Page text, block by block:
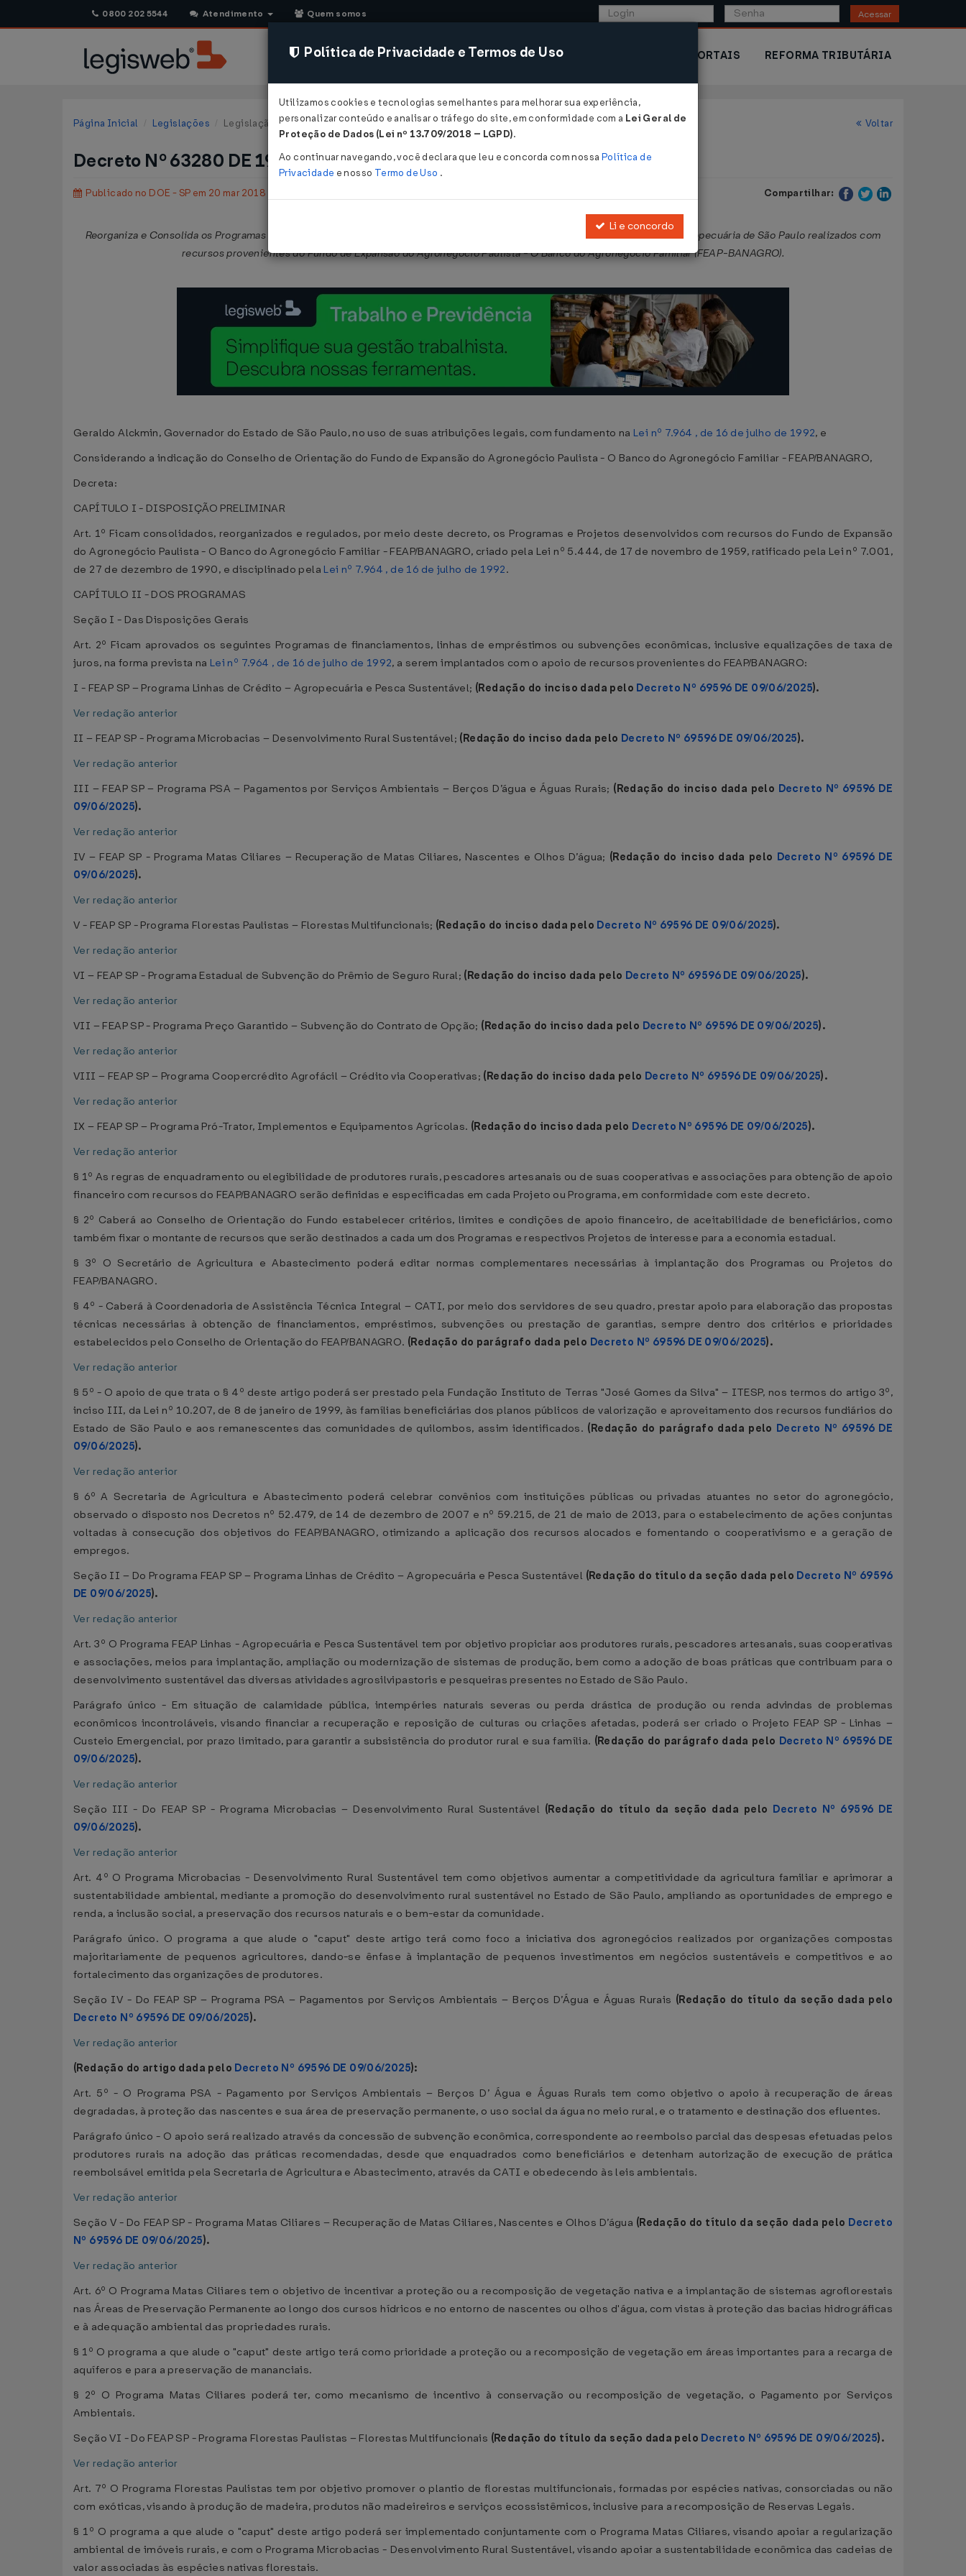
0800 202 5544 Atendimento Quem somos Acessar
CONSULTORIA SISTEMAS COMÉRCIO EXTERIOR PORTAIS REFORMA TRIBUTÁRIA
Página Inicial Legislações Legislação Estadual - São Paulo Voltar
Decreto Nº 63280 DE 19/03/2018
Publicado no DOE - SP em 20 mar 2018 Compartilhar:
Reorganiza e Consolida os Programas e Projetos de financiamento ou de subvenção econômica para o desenvolvimento da agropecuária de São Paulo realizados com
recursos provenientes do Fundo de Expansão do Agronegócio Paulista - O Banco do Agronegócio Familiar (FEAP-BANAGRO).
Geraldo Alckmin, Governador do Estado de São Paulo, no uso de suas atribuições legais, com fundamento na Lei nº 7.964 , de 16 de julho de 1992, e
Considerando a indicação do Conselho de Orientação do Fundo de Expansão do Agronegócio Paulista - O Banco do Agronegócio Familiar - FEAP/BANAGRO,
Decreta:
CAPÍTULO I - DISPOSIÇÃO PRELIMINAR
Art. 1º Ficam consolidados, reorganizados e regulados, por meio deste decreto, os Programas e Projetos desenvolvidos com recursos do Fundo de Expansão
do Agronegócio Paulista - O Banco do Agronegócio Familiar - FEAP/BANAGRO, criado pela Lei nº 5.444, de 17 de novembro de 1959, ratificado pela Lei nº 7.001,
de 27 de dezembro de 1990, e disciplinado pela Lei nº 7.964 , de 16 de julho de 1992.
CAPÍTULO II - DOS PROGRAMAS
Seção I - Das Disposições Gerais
Art. 2º Ficam aprovados os seguintes Programas de financiamentos, linhas de empréstimos ou subvenções econômicas, inclusive equalizações de taxa de
juros, na forma prevista na Lei nº 7.964 , de 16 de julho de 1992, a serem implantados com o apoio de recursos provenientes do FEAP/BANAGRO:
I - FEAP SP – Programa Linhas de Crédito – Agropecuária e Pesca Sustentável; (Redação do inciso dada pelo Decreto Nº 69596 DE 09/06/2025).
Ver redação anterior
II – FEAP SP - Programa Microbacias – Desenvolvimento Rural Sustentável; (Redação do inciso dada pelo Decreto Nº 69596 DE 09/06/2025).
Ver redação anterior
III – FEAP SP – Programa PSA – Pagamentos por Serviços Ambientais – Berços D’água e Águas Rurais; (Redação do inciso dada pelo Decreto Nº 69596 DE
09/06/2025).
Ver redação anterior
IV – FEAP SP - Programa Matas Ciliares – Recuperação de Matas Ciliares, Nascentes e Olhos D’água; (Redação do inciso dada pelo Decreto Nº 69596 DE
09/06/2025).
Ver redação anterior
V - FEAP SP - Programa Florestas Paulistas – Florestas Multifuncionais; (Redação do inciso dada pelo Decreto Nº 69596 DE 09/06/2025).
Ver redação anterior
VI – FEAP SP - Programa Estadual de Subvenção do Prêmio de Seguro Rural; (Redação do inciso dada pelo Decreto Nº 69596 DE 09/06/2025).
Ver redação anterior
VII – FEAP SP - Programa Preço Garantido – Subvenção do Contrato de Opção; (Redação do inciso dada pelo Decreto Nº 69596 DE 09/06/2025).
Ver redação anterior
VIII – FEAP SP – Programa Coopercrédito Agrofácil – Crédito via Cooperativas; (Redação do inciso dada pelo Decreto Nº 69596 DE 09/06/2025).
Ver redação anterior
IX – FEAP SP – Programa Pró-Trator, Implementos e Equipamentos Agrícolas. (Redação do inciso dada pelo Decreto Nº 69596 DE 09/06/2025).
Ver redação anterior
§ 1º As regras de enquadramento ou elegibilidade de produtores rurais, pescadores artesanais ou de suas cooperativas e associações para obtenção de apoio
financeiro com recursos do FEAP/BANAGRO serão definidas e especificadas em cada Projeto ou Programa, em conformidade com este decreto.
§ 2º Caberá ao Conselho de Orientação do Fundo estabelecer critérios, limites e condições de apoio financeiro, de aceitabilidade de beneficiários, como
também fixar o montante de recursos que serão destinados a cada um dos Programas e respectivos Projetos de interesse para a economia estadual.
§ 3º O Secretário de Agricultura e Abastecimento poderá editar normas complementares necessárias à implantação dos Programas ou Projetos do
FEAP/BANAGRO.
§ 4º - Caberá à Coordenadoria de Assistência Técnica Integral – CATI, por meio dos servidores de seu quadro, prestar apoio para elaboração das propostas
técnicas necessárias à obtenção de financiamentos, empréstimos, subvenções ou prestação de garantias, sempre dentro dos critérios e prioridades
estabelecidos pelo Conselho de Orientação do FEAP/BANAGRO. (Redação do parágrafo dada pelo Decreto Nº 69596 DE 09/06/2025).
Ver redação anterior
§ 5º - O apoio de que trata o § 4º deste artigo poderá ser prestado pela Fundação Instituto de Terras "José Gomes da Silva" – ITESP, nos termos do artigo 3º,
inciso III, da Lei nº 10.207, de 8 de janeiro de 1999, às famílias beneficiárias dos planos públicos de valorização e aproveitamento dos recursos fundiários do
Estado de São Paulo e aos remanescentes das comunidades de quilombos, assim identificados. (Redação do parágrafo dada pelo Decreto Nº 69596 DE
09/06/2025).
Ver redação anterior
§ 6º A Secretaria de Agricultura e Abastecimento poderá celebrar convênios com instituições públicas ou privadas atuantes no setor do agronegócio,
observado o disposto nos Decretos nº 52.479, de 14 de dezembro de 2007 e nº 59.215, de 21 de maio de 2013, para o estabelecimento de ações conjuntas
voltadas à consecução dos objetivos do FEAP/BANAGRO, otimizando a aplicação dos recursos alocados e fomentando o cooperativismo e a geração de
empregos.
Seção II – Do Programa FEAP SP – Programa Linhas de Crédito – Agropecuária e Pesca Sustentável (Redação do título da seção dada pelo Decreto Nº 69596
DE 09/06/2025).
Ver redação anterior
Art. 3º O Programa FEAP Linhas - Agropecuária e Pesca Sustentável tem por objetivo propiciar aos produtores rurais, pescadores artesanais, suas cooperativas
e associações, meios para implantação, ampliação ou modernização de sistemas de produção, bem como a adoção de boas práticas que contribuam para o
desenvolvimento sustentável das diversas atividades agrosilvipastoris e pesqueiras presentes no Estado de São Paulo.
Parágrafo único - Em situação de calamidade pública, intempéries naturais severas ou perda drástica de produção ou renda advindas de problemas
econômicos incontroláveis, visando financiar a recuperação e reposição de culturas ou criações afetadas, poderá ser criado o Projeto FEAP SP - Linhas –
Custeio Emergencial, por prazo limitado, para garantir a subsistência do produtor rural e sua família. (Redação do parágrafo dada pelo Decreto Nº 69596 DE
09/06/2025).
Ver redação anterior
Seção III - Do FEAP SP - Programa Microbacias – Desenvolvimento Rural Sustentável (Redação do título da seção dada pelo Decreto Nº 69596 DE
09/06/2025).
Ver redação anterior
Art. 4º O Programa Microbacias - Desenvolvimento Rural Sustentável tem como objetivos aumentar a competitividade da agricultura familiar e aprimorar a
sustentabilidade ambiental, mediante a promoção do desenvolvimento rural sustentável no Estado de São Paulo, ampliando as oportunidades de emprego e
renda, a inclusão social, a preservação dos recursos naturais e o bem-estar da comunidade.
Parágrafo único. O programa a que alude o "caput" deste artigo terá como foco a iniciativa dos agronegócios realizados por organizações compostas
majoritariamente de pequenos agricultores, dando-se ênfase à implantação de pequenos investimentos em negócios sustentáveis e competitivos e ao
fortalecimento das organizações de produtores.
Seção IV - Do FEAP SP – Programa PSA – Pagamentos por Serviços Ambientais – Berços D’Água e Águas Rurais (Redação do título da seção dada pelo
Decreto Nº 69596 DE 09/06/2025).
Ver redação anterior
(Redação do artigo dada pelo Decreto Nº 69596 DE 09/06/2025):
Art. 5º - O Programa PSA - Pagamento por Serviços Ambientais – Berços D’ Água e Águas Rurais tem como objetivo o apoio à recuperação de áreas
degradadas, à proteção das nascentes e sua área de preservação permanente, o uso social da água no meio rural, e o tratamento e destinação dos efluentes.
Parágrafo único - O apoio será realizado através da concessão de subvenção econômica, correspondente ao reembolso parcial das despesas efetuadas pelos
produtores rurais na adoção das práticas recomendadas, desde que enquadrados como beneficiários e detenham autorização de execução de prática
reembolsável emitida pela Secretaria de Agricultura e Abastecimento, através da CATI e obedecendo às leis ambientais.
Ver redação anterior
Seção V - Do FEAP SP - Programa Matas Ciliares – Recuperação de Matas Ciliares, Nascentes e Olhos D’água (Redação do título da seção dada pelo Decreto
Nº 69596 DE 09/06/2025).
Ver redação anterior
Art. 6º O Programa Matas Ciliares tem o objetivo de incentivar a proteção ou a recomposição de vegetação nativa e a implantação de sistemas agroflorestais
nas Áreas de Preservação Permanente ao longo dos cursos hídricos e no entorno de nascentes ou olhos d'água, com vistas à proteção das bacias hidrográficas
e à adequação ambiental das propriedades rurais.
§ 1º O programa a que alude o "caput" deste artigo terá como prioridade a proteção ou a recomposição de vegetação em áreas importantes para a recarga de
aquíferos e para a preservação de mananciais.
§ 2º O Programa Matas Ciliares poderá ter, como mecanismo de incentivo à conservação ou recomposição de vegetação, o Pagamento por Serviços
Ambientais.
Seção VI - Do FEAP SP - Programa Florestas Paulistas – Florestas Multifuncionais (Redação do título da seção dada pelo Decreto Nº 69596 DE 09/06/2025).
Ver redação anterior
Art. 7º O Programa Florestas Paulistas tem por objetivo promover o plantio de florestas multifuncionais, formadas por espécies nativas, consorciadas ou não
com exóticas, visando à produção de madeira, produtos não madeireiros e serviços ecossistêmicos, inclusive para a recomposição de Reservas Legais.
§ 1º O programa a que alude o "caput" deste artigo poderá ser implementado conjuntamente com o Programa Matas Ciliares, visando apoiar a regularização
ambiental de imóveis rurais, e com o Programa Microbacias - Desenvolvimento Rural Sustentável, visando apoiar a sustentabilidade econômica das cadeias de
valor associadas às espécies nativas florestais.
Política de Privacidade e Termos de Uso
Utilizamos cookies e tecnologias semelhantes para melhorar sua experiência,
personalizar conteúdo e analisar o tráfego do site, em conformidade com a Lei Geral de
Proteção de Dados (Lei nº 13.709/2018 – LGPD).
Ao continuar navegando, você declara que leu e concorda com nossa Política de
Privacidade e nosso Termo de Uso .
Li e concordo